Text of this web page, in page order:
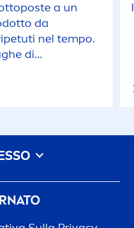
a un
da
nel tempo.
di